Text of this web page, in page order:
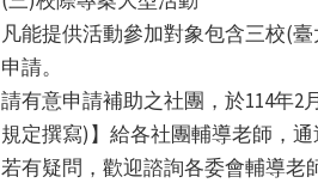
凡能提供活動參加對象包含三校(
申請。
請有意申請補助之社團，於114年2
規定撰寫)】給各社團輔導老師，
若有疑問，歡迎諮詢各委會輔導老